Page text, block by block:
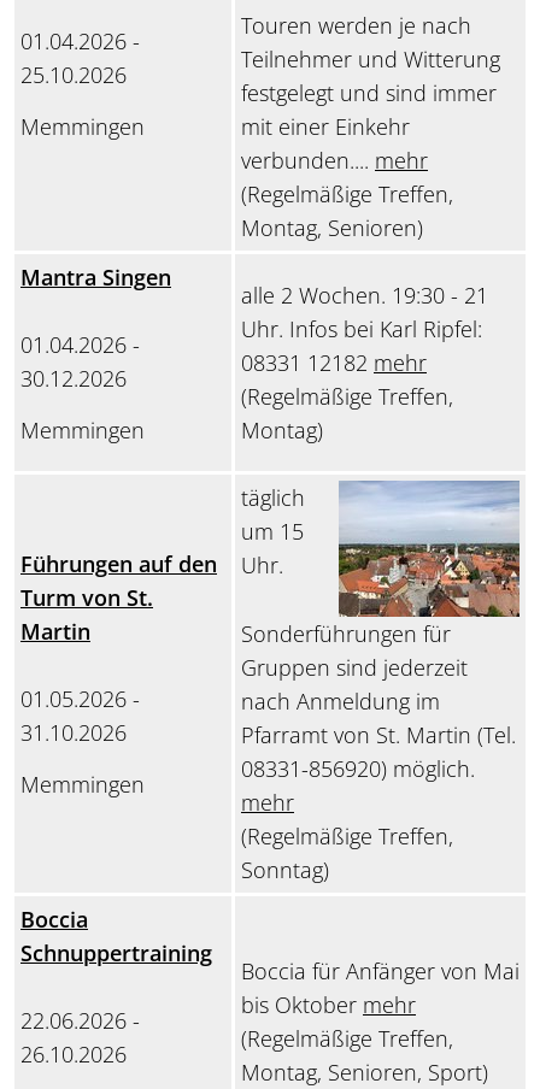
01.04.2026 -
25.10.2026
Memmingen
Touren werden je nach
Teilnehmer und Witterung
festgelegt und sind immer
mit einer Einkehr
verbunden.... mehr
(Regelmäßige Treffen,
Montag, Senioren)
Mantra Singen
01.04.2026 -
30.12.2026
Memmingen
alle 2 Wochen. 19:30 - 21
Uhr. Infos bei Karl Ripfel:
08331 12182 mehr
(Regelmäßige Treffen,
Montag)
Führungen auf den
Turm von St.
Martin
01.05.2026 -
31.10.2026
Memmingen
täglich
um 15
Uhr.
Sonderführungen für
Gruppen sind jederzeit
nach Anmeldung im
Pfarramt von St. Martin (Tel.
08331-856920) möglich.
mehr
(Regelmäßige Treffen,
Sonntag)
Boccia
Schnuppertraining
22.06.2026 -
26.10.2026
Boccia für Anfänger von Mai
bis Oktober mehr
(Regelmäßige Treffen,
Montag, Senioren, Sport)